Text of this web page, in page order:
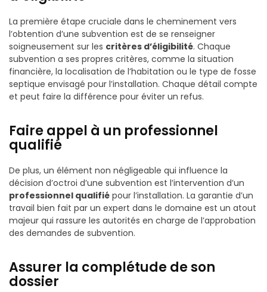
La première étape cruciale dans le cheminement vers
l’obtention d’une subvention est de se renseigner
soigneusement sur les critères d’éligibilité. Chaque
subvention a ses propres critères, comme la situation
financière, la localisation de l’habitation ou le type de fosse
septique envisagé pour l’installation. Chaque détail compte
et peut faire la différence pour éviter un refus.
Faire appel à un professionnel
qualifié
De plus, un élément non négligeable qui influence la
décision d’octroi d’une subvention est l’intervention d’un
professionnel qualifié pour l’installation. La garantie d’un
travail bien fait par un expert dans le domaine est un atout
majeur qui rassure les autorités en charge de l’approbation
des demandes de subvention.
Assurer la complétude de son
dossier